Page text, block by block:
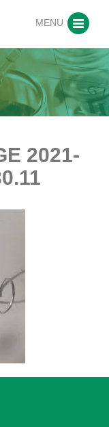
MENU
2021-